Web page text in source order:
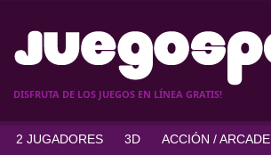
DISFRUTA DE LOS JUEGOS EN LÍNEA GRATIS!
2 JUGADORES 3D ACCIÓN / ARCADE